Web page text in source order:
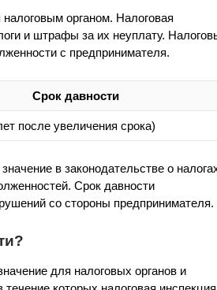
органом. Налоговая
и штрафы за их неуплату.
с предпринимателя.
Срок давности
после увеличения срока)
в законодательстве о
Срок давности
со стороны предпринимателя.
для налоговых органов и